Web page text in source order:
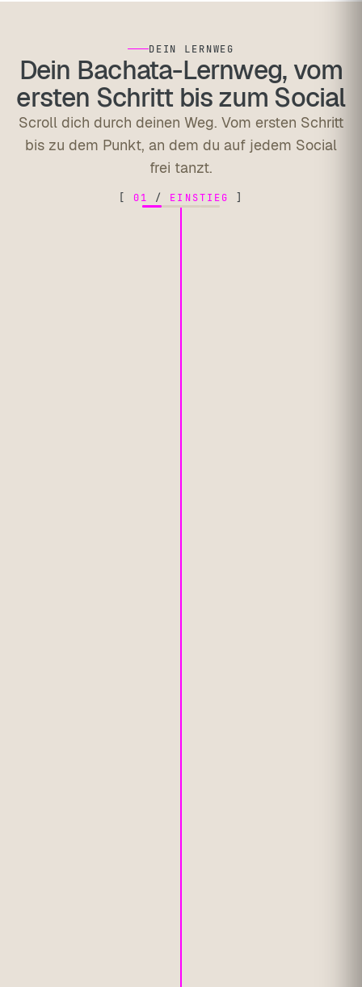
DEIN LERNWEG
Dein Bachata-Lernweg, vom
ersten Schritt bis zum Social
Scroll dich durch deinen Weg. Vom ersten Schritt
bis zu dem Punkt, an dem du auf jedem Social
frei tanzt.
01 / EINSTIEG